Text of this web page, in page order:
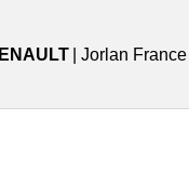
| Jorlan France